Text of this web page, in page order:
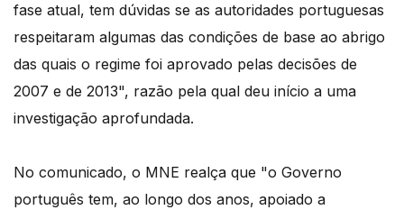
fase atual, tem dúvidas se as autoridades portuguesas
respeitaram algumas das condições de base ao abrigo
das quais o regime foi aprovado pelas decisões de
2007 e de 2013", razão pela qual deu início a uma
investigação aprofundada.
No comunicado, o MNE realça que "o Governo
português tem, ao longo dos anos, apoiado a